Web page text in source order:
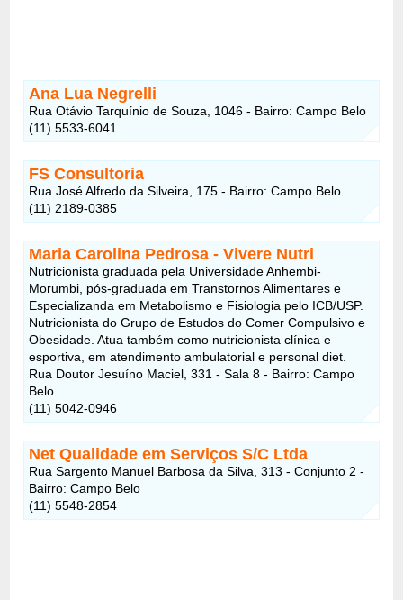
Ana Lua Negrelli
Rua Otávio Tarquínio de Souza, 1046 - Bairro: Campo Belo
(11) 5533-6041
FS Consultoria
Rua José Alfredo da Silveira, 175 - Bairro: Campo Belo
(11) 2189-0385
Maria Carolina Pedrosa - Vivere Nutri
Nutricionista graduada pela Universidade Anhembi-
Morumbi, pós-graduada em Transtornos Alimentares e
Especializanda em Metabolismo e Fisiologia pelo ICB/USP.
Nutricionista do Grupo de Estudos do Comer Compulsivo e
Obesidade. Atua também como nutricionista clínica e
esportiva, em atendimento ambulatorial e personal diet.
Rua Doutor Jesuíno Maciel, 331 - Sala 8 - Bairro: Campo
Belo
(11) 5042-0946
Net Qualidade em Serviços S/C Ltda
Rua Sargento Manuel Barbosa da Silva, 313 - Conjunto 2 -
Bairro: Campo Belo
(11) 5548-2854